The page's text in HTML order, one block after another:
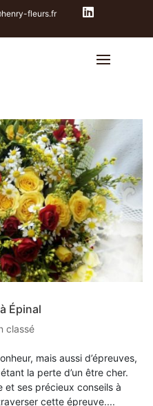
fleurs.fr
Épinal
classé
mais aussi d’épreuves,
la perte d’un être cher.
et ses précieux conseils à
cette épreuve....